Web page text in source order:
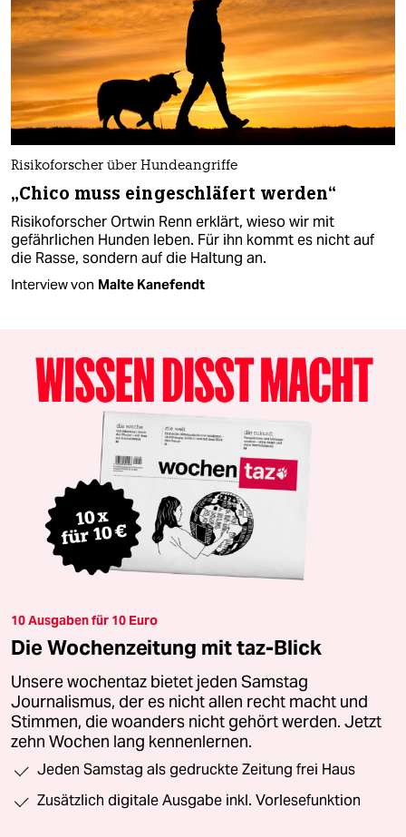
Risikoforscher über Hundeangriffe
„Chico muss eingeschläfert werden“
Risikoforscher Ortwin Renn erklärt, wieso wir mit
gefährlichen Hunden leben. Für ihn kommt es nicht auf
die Rasse, sondern auf die Haltung an.
Interview von Malte Kanefendt
10 Ausgaben für 10 Euro
Die Wochenzeitung mit taz-Blick
Unsere wochentaz bietet jeden Samstag
Journalismus, der es nicht allen recht macht und
Stimmen, die woanders nicht gehört werden. Jetzt
zehn Wochen lang kennenlernen.
Jeden Samstag als gedruckte Zeitung frei Haus
Zusätzlich digitale Ausgabe inkl. Vorlesefunktion